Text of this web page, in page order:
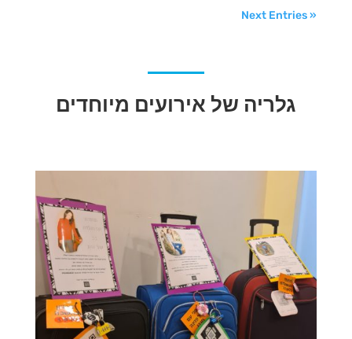
Next Entries »
גלריה של אירועים מיוחדים